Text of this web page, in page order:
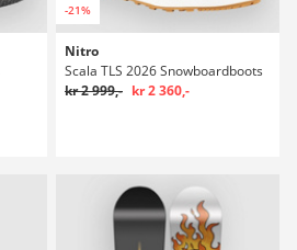
-21%
Nitro
Scala TLS 2026 Snowboardboots
kr 2 999,- kr 2 360,-